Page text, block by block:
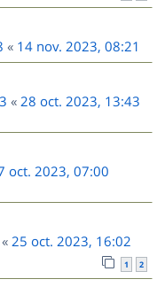
« 14 nov. 2023, 08:21
« 28 oct. 2023, 13:43
oct. 2023, 07:00
« 25 oct. 2023, 16:02
1 2